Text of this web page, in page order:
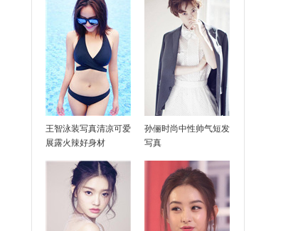
王智泳装写真清凉可爱
展露火辣好身材
孙俪时尚中性帅气短发
写真